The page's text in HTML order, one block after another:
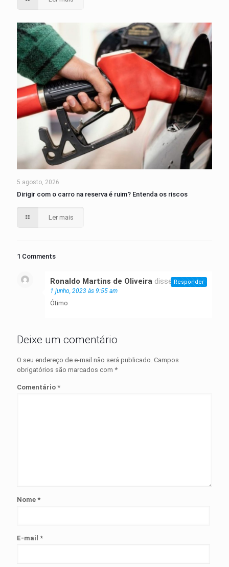
5 agosto, 2026
Dirigir com o carro na reserva é ruim? Entenda os riscos
Ler mais
1 Comments
Ronaldo Martins de Oliveira disse:
1 junho, 2023 às 9:55 am
Ótimo
Responder
Deixe um comentário
O seu endereço de e-mail não será publicado. Campos
obrigatórios são marcados com *
Comentário *
Nome *
E-mail *